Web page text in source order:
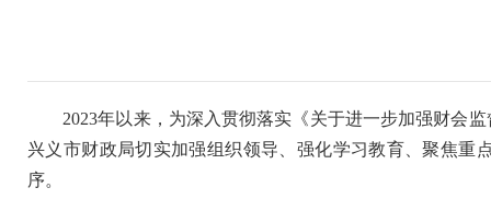
2023年以来，为深入贯彻落实《关于进一步加强财会监
兴义市财政局切实加强组织领导、强化学习教育、聚焦重
序。